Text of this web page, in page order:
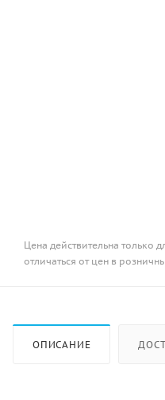
Цена действительна только
отличаться от цен в
ОПИСАНИЕ